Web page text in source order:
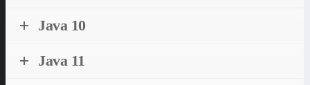
Java 10
Java 11